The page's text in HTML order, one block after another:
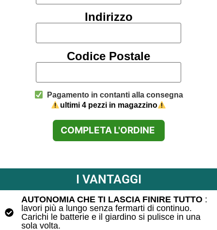
Indirizzo
Codice Postale
Pagamento in contanti alla consegna
ultimi 4 pezzi in magazzino
COMPLETA L'ORDINE
I VANTAGGI
AUTONOMIA CHE TI LASCIA FINIRE TUTTO:
lavori più a lungo senza fermarti di continuo.
Carichi le batterie e il giardino si pulisce in una
sola volta.